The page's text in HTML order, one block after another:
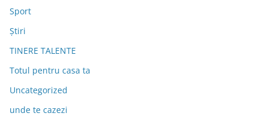
Sport
Știri
TINERE TALENTE
Totul pentru casa ta
Uncategorized
unde te cazezi